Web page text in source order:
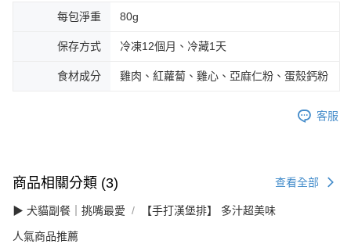
每包淨重 80g
保存方式 冷凍12個月、冷藏1天
食材成分 雞肉、紅蘿蔔、雞心、亞麻仁粉、蛋殼鈣粉
客服
商品相關分類 (3) 查看全部
▶ 犬貓副餐｜挑嘴最愛 【手打漢堡排】 多汁超美味
人氣商品推薦